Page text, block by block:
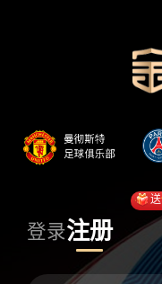
登录注册